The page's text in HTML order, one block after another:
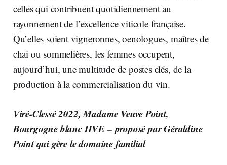
celles qui contribuent quotidiennement au
rayonnement de l’excellence viticole française.
Qu’elles soient vigneronnes, oenologues, maîtres de
chai ou sommelières, les femmes occupent,
aujourd’hui, une multitude de postes clés, de la
production à la commercialisation du vin.
Viré-Clessé 2022, Madame Veuve Point,
Bourgogne blanc HVE – proposé par Géraldine
Point qui gère le domaine familial